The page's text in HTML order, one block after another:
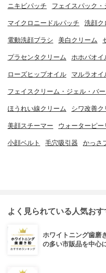
ニキビパッチ フェイスパック・
マイクロニードルパッチ 洗顔ク
電動洗顔ブラシ 美白クリーム
プラセンタクリーム ホホバオイ
ローズヒップオイル マルラオイ
フェイスクリーム・ジェル・バ
ほうれい線クリーム シワ改善ク
美顔スチーマー ウォーターピー
小顔ベルト 毛穴吸引器 かっさ
よく見られている人気お
ホワイトニング歯磨
の多い市販品を中心